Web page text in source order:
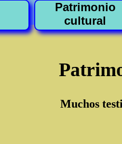
Patrimonio
cultural
Muchos